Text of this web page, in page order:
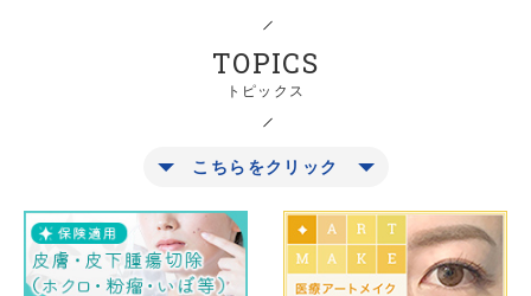
TOPICS
トピックス
こちらをクリック